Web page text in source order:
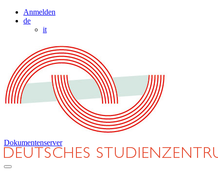
Anmelden
de
it
Dokumentenserver